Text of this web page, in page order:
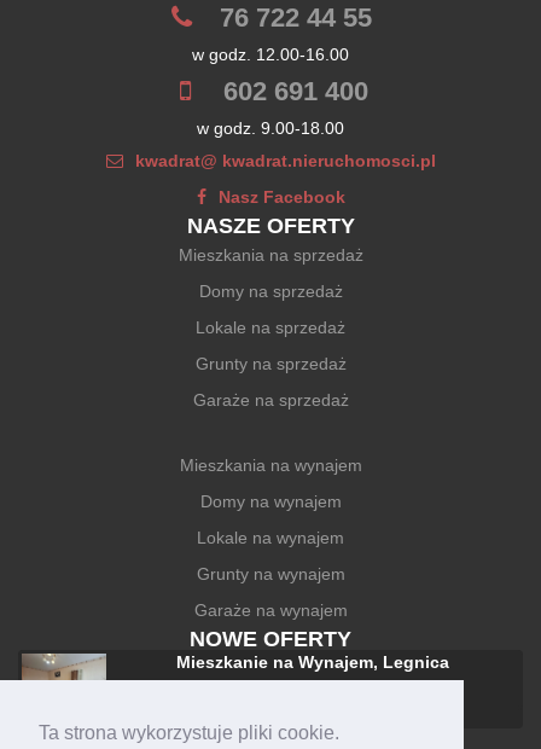
Ta strona wykorzystuje pliki cookie.
76 722 44 55
w godz. 12.00-16.00
602 691 400
w godz. 9.00-18.00
kwadrat@ kwadrat.nieruchomosci.pl
Nasz Facebook
NASZE OFERTY
Mieszkania na sprzedaż
Domy na sprzedaż
Lokale na sprzedaż
Grunty na sprzedaż
Garaże na sprzedaż
Mieszkania na wynajem
Domy na wynajem
Lokale na wynajem
Grunty na wynajem
Garaże na wynajem
NOWE OFERTY
Mieszkanie na Wynajem, Legnica